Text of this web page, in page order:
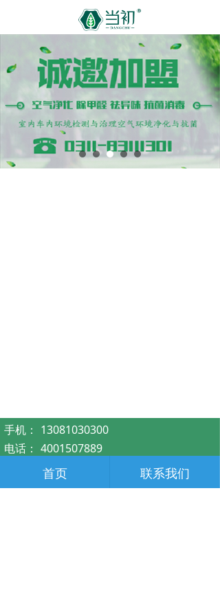
手机： 13081030300
电话： 4001507889
dangchukj@163.com
地址： 石家庄高新技术产业开发区创新大厦
首页 联系我们